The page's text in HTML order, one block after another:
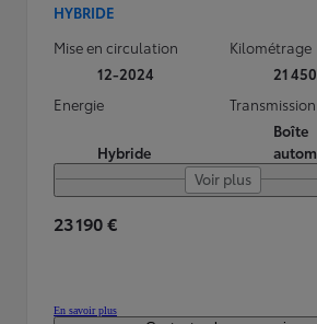
HYBRIDE
Mise en circulation
12-2024
Kilométrage
21
Energie
Hybride
Transmission
Boîte
Voir plus
23 190 €
En savoir plus